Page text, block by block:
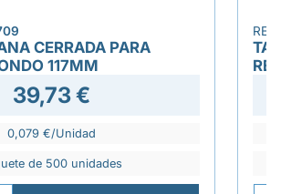
CERRADA PARA
117MM
39,73 €
0,079 €/Unidad
de 500 unidades